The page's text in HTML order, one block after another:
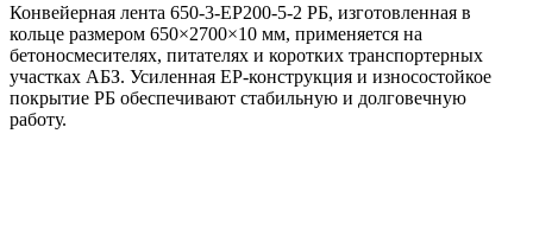
Конвейерная лента 650-3-ЕР200-5-2 РБ, изготовленная в
кольце размером 650×2700×10 мм, применяется на
бетоносмесителях, питателях и коротких транспортерных
участках АБЗ. Усиленная EP-конструкция и износостойкое
покрытие РБ обеспечивают стабильную и долговечную
работу.